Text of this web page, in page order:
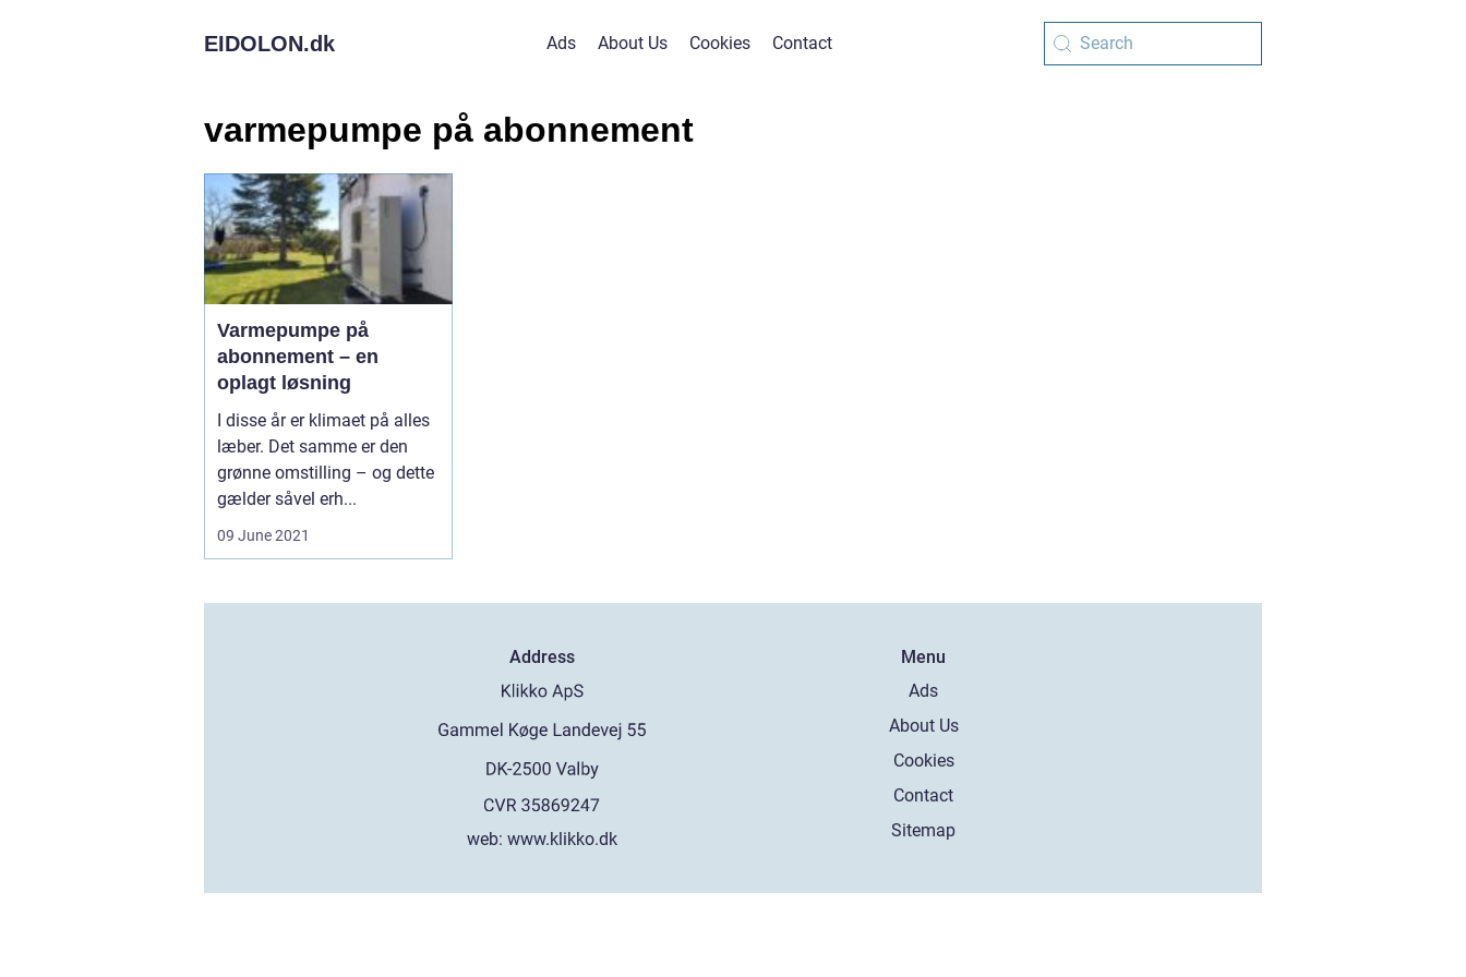
EIDOLON.dk Ads About Us Cookies Contact
varmepumpe på abonnement
Varmepumpe på
abonnement – en
oplagt løsning
I disse år er klimaet på alles
læber. Det samme er den
grønne omstilling – og dette
gælder såvel erh...
09 June 2021
Address
web:www.klikko.dk
Menu
Ads
About Us
Cookies
Contact
Sitemap